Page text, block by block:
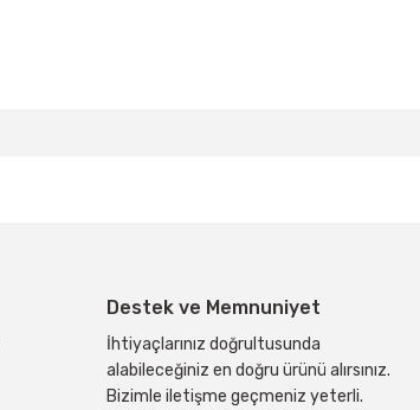
Destek ve Memnuniyet
İhtiyaçlarınız doğrultusunda
alabileceğiniz en doğru ürünü alırsınız.
Bizimle iletişme geçmeniz yeterli.